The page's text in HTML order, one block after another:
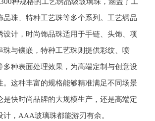
品珠、特种工艺珠等多个系列。工艺绣品
设计，时尚饰品珠适用于手链、头饰、项
珠与镶嵌，特种工艺珠则提供彩纹、喷
多种表面处理效果，为高端定制与创意设
。这种丰富的规格能够精准满足不同场景
是快时尚品牌的大规模生产，还是高端定
计，AAA玻璃珠都能游刃有余。